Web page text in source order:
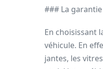
### La
En choisissant
véhicule. En
jantes, les